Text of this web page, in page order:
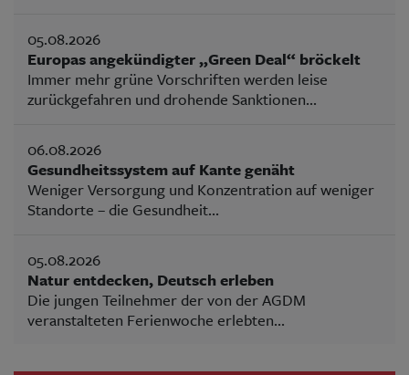
05.08.2026
Europas angekündigter „Green Deal“ bröckelt
Immer mehr grüne Vorschriften werden leise
zurückgefahren und drohende Sanktionen...
06.08.2026
Gesundheitssystem auf Kante genäht
Weniger Versorgung und Konzentration auf weniger
Standorte – die Gesundheit...
05.08.2026
Natur entdecken, Deutsch erleben
Die jungen Teilnehmer der von der AGDM
veranstalteten Ferienwoche erlebten...